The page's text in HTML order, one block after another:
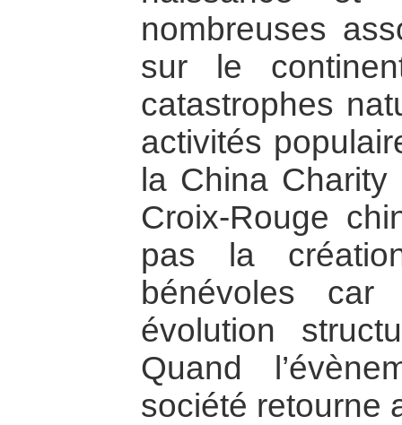
nombreuses
sur le
catastrophes
activités
la China
Croix-Rouge
pas la
bénévoles
évolution
Quand
société retourne